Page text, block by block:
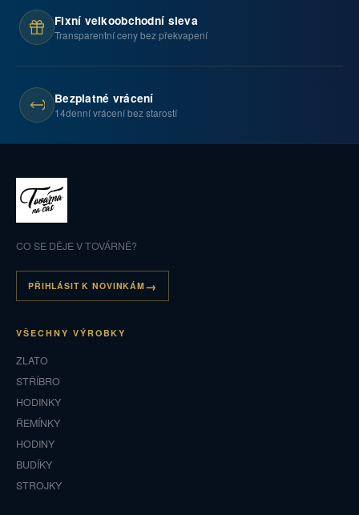
Fixní velkoobchodní sleva
Transparentní ceny bez překvapení
Bezplatné vrácení
14denní vrácení bez starostí
CO SE DĚJE V TOVÁRNĚ?
PŘIHLÁSIT K NOVINKÁM
VŠECHNY VÝROBKY
ZLATO
STŘÍBRO
HODINKY
ŘEMÍNKY
HODINY
BUDÍKY
STROJKY